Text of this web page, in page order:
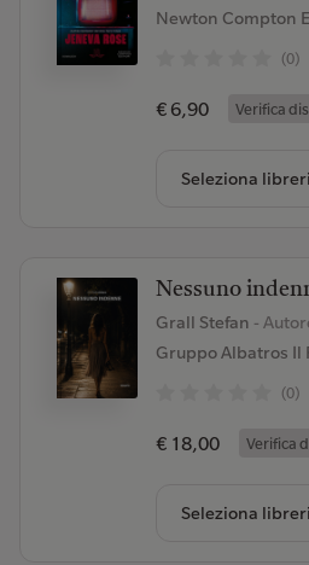
Newton Compton
(0)
€ 6,90 Verifica
Seleziona
Nessuno
Grall Stefan -
Gruppo Albatros Il
(0)
€ 18,00 Verifica
Seleziona